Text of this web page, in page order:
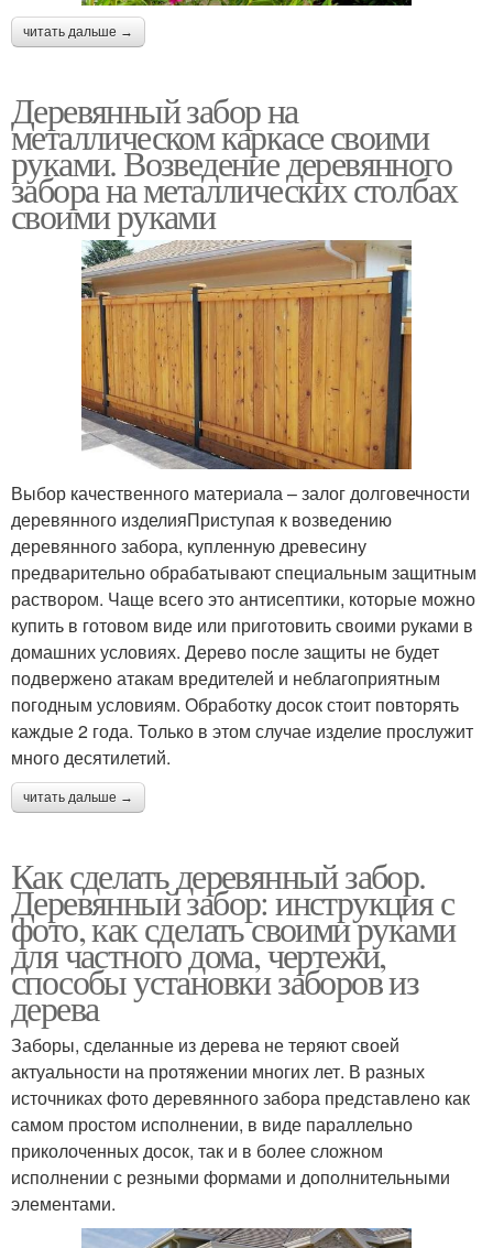
читать дальше →
Деревянный забор на
металлическом каркасе своими
руками. Возведение деревянного
забора на металлических столбах
своими руками
Выбор качественного материала – залог долговечности
деревянного изделияПриступая к возведению
деревянного забора, купленную древесину
предварительно обрабатывают специальным защитным
раствором. Чаще всего это антисептики, которые можно
купить в готовом виде или приготовить своими руками в
домашних условиях. Дерево после защиты не будет
подвержено атакам вредителей и неблагоприятным
погодным условиям. Обработку досок стоит повторять
каждые 2 года. Только в этом случае изделие прослужит
много десятилетий.
читать дальше →
Как сделать деревянный забор.
Деревянный забор: инструкция с
фото, как сделать своими руками
для частного дома, чертежи,
способы установки заборов из
дерева
Заборы, сделанные из дерева не теряют своей
актуальности на протяжении многих лет. В разных
источниках фото деревянного забора представлено как
самом простом исполнении, в виде параллельно
приколоченных досок, так и в более сложном
исполнении с резными формами и дополнительными
элементами.